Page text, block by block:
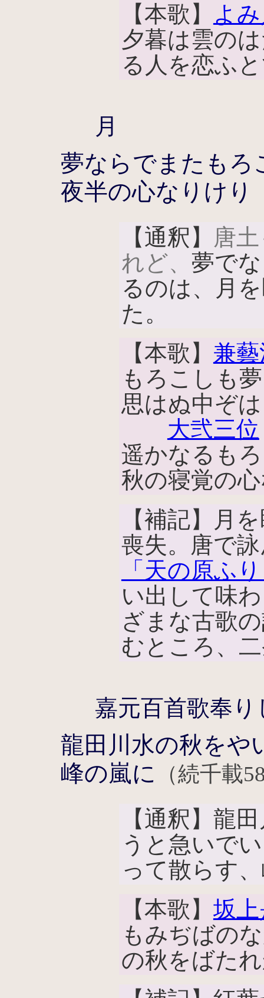
【本歌】
よ
夕暮は雲の
る人を恋ふ
月
夢ならでまたもろ
夜半の心なりけり
【通釈】 唐
れど、 夢で
るのは、月
た。
【本歌】 兼
もろこしも
思はぬ中ぞ
大弐三位
遥かなるも
秋の寝覚の
【補記】月
喪失。唐で
「天の原ふ
い出して味
ざまな古歌
むところ、
嘉元百首歌奉り
龍田川水の秋をや
峰の嵐に （続千載
【通釈】龍
うと急いで
って散らす
【本歌】 坂
もみぢばの
の秋をばた